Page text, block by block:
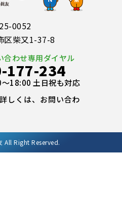
0052
区柴又1-37-8
合わせ専用ダイヤル
177-234
18:00 土日祝も対応
しくは、お問い合わ
All Right Reserved.